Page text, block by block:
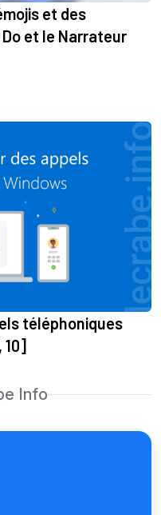
et des
et le Narrateur
téléphoniques
10]
Info